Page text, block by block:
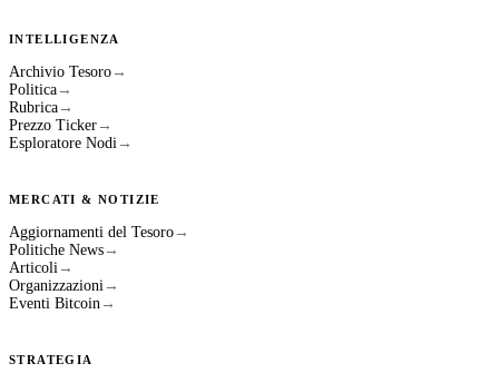
INTELLIGENZA
Archivio Tesoro →
Politica →
Rubrica →
Prezzo Ticker →
Esploratore Nodi →
MERCATI & NOTIZIE
Aggiornamenti del Tesoro →
Politiche News →
Articoli →
Organizzazioni →
Eventi Bitcoin →
STRATEGIA